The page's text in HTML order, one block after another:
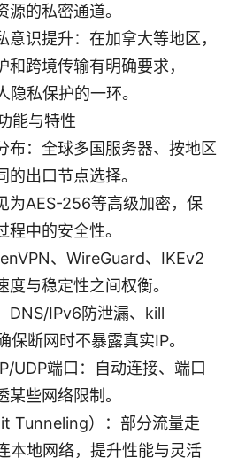
的私密通道。
意识提升：在加拿大等地区，
和跨境传输有明确要求，
隐私保护的一环。
能与特性
布：全球多国服务器、按地区
的出口节点选择。
为AES-256等高级加密，保
程中的安全性。
、WireGuard、IKEv2
度与稳定性之间权衡。
DNS/IPv6防泄漏、kill
断网时不暴露真实IP。
UDP端口：自动连接、端口
某些网络限制。
Tunneling）：部分流量走
本地网络，提升性能与灵活